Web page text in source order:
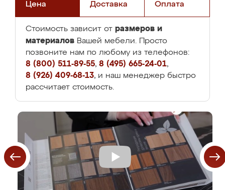
Цена Доставка Оплата
Стоимость зависит от размеров и
материалов Вашей мебели. Просто
позвоните нам по любому из телефонов:
8 (800) 511-89-55, 8 (495) 665-24-01,
8 (926) 409-68-13, и наш менеджер быстро
рассчитает стоимость.